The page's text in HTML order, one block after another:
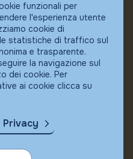
funzionali per
l'esperienza utente
cookie di
statistiche di traffico sul
e trasparente.
la navigazione sul
dei cookie. Per
ai cookie clicca su